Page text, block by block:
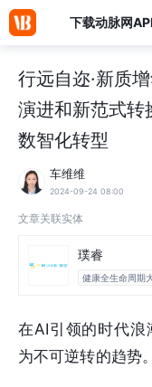
下载动脉网
行远自迩·新质
演进和新范式转
数智化转型
车维维
2024-09-24 08:00
文章关联实体
璞睿
健康全生命周期
在AI引领的时代浪
为不可逆转的趋势。